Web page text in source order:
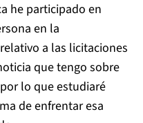
he participado en
en la
a las licitaciones
que tengo sobre
lo que estudiaré
de enfrentar esa